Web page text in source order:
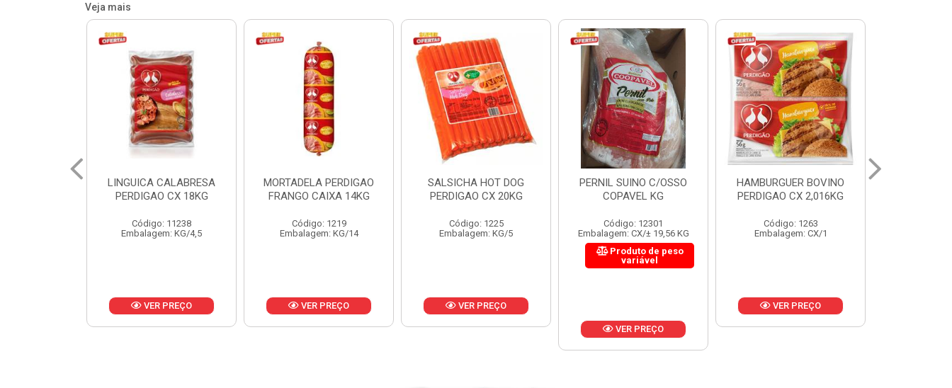
Veja mais
MORTADELA PERDIGAO
FRANGO CAIXA 14KG
Código: 1219
Embalagem: KG/14
VER PREÇO
SALSICHA HOT DOG
PERDIGAO CX 20KG
Código: 1225
Embalagem: KG/5
VER PREÇO
PERNIL SUINO C/OSSO
COPAVEL KG
Código: 12301
Embalagem: CX/± 19,56 KG
VER PREÇO
HAMBURGUER BOVINO
PERDIGAO CX 2,016KG
Código: 1263
Embalagem: CX/1
MARGARINA DELINE
CAIXA 24X250G
Código: 12886
Embalagem: CX/1
VER PREÇO